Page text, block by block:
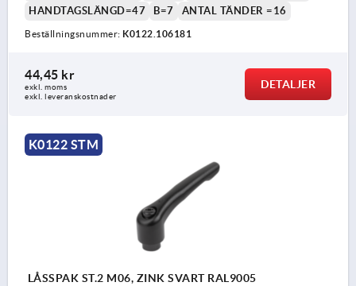
HANDTAGSLÄNGD=47
B=7 ANTAL TÄNDER =16
Beställningsnummer: K0122.106181
44,45 kr
exkl. moms
exkl. leveranskostnader
DETALJER
K0122 STM
LÅSSPAK ST.2 M06, ZINK SVART RAL9005